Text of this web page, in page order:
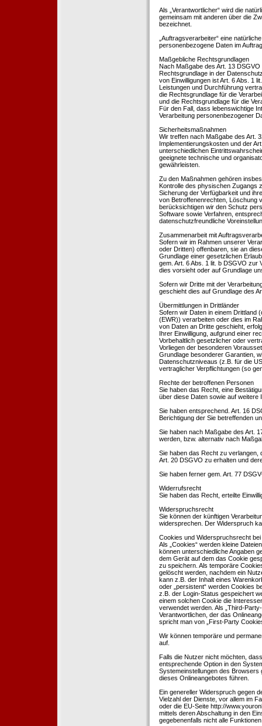
Als „Verantwortlicher“ wird die
gemeinsam mit anderen über die
bezeichnet.
„Auftragsverarbeiter“ eine
personenbezogene Daten im
Maßgebliche Rechtsgrundlagen
Nach Maßgabe des Art. 13
Rechtsgrundlage in der
von Einwilligungen ist Art. 6 Abs. 1
Leistungen und Durchführung
die Rechtsgrundlage für die
und die Rechtsgrundlage für die
Für den Fall, dass lebenswichtige
Verarbeitung personenbezogener
Sicherheitsmaßnahmen
Wir treffen nach Maßgabe des Art.
Implementierungskosten und der
unterschiedlichen
geeignete technische und
gewährleisten.
Zu den Maßnahmen gehören
Kontrolle des physischen Zugangs
Sicherung der Verfügbarkeit und
von Betroffenenrechten, Löschung
berücksichtigen wir den Schutz
Software sowie Verfahren,
datenschutzfreundliche
Zusammenarbeit mit
Sofern wir im Rahmen unserer
oder Dritten) offenbaren, sie an
Grundlage einer gesetzlichen
gem. Art. 6 Abs. 1 lit. b DSGVO zur
dies vorsieht oder auf Grundlage
Sofern wir Dritte mit der
geschieht dies auf Grundlage des
Übermittlungen in Drittländer
Sofern wir Daten in einem Drittland
(EWR)) verarbeiten oder dies im
von Daten an Dritte geschieht,
Ihrer Einwilligung, aufgrund einer
Vorbehaltlich gesetzlicher oder
Vorliegen der besonderen
Grundlage besonderer Garantien,
Datenschutzniveaus (z.B. für die
vertraglicher Verpflichtungen (so
Rechte der betroffenen Personen
Sie haben das Recht, eine
über diese Daten sowie auf weitere
Sie haben entsprechend. Art. 16
Berichtigung der Sie betreffenden
Sie haben nach Maßgabe des Art.
werden, bzw. alternativ nach
Sie haben das Recht zu verlangen,
Art. 20 DSGVO zu erhalten und
Sie haben ferner gem. Art. 77
Widerrufsrecht
Sie haben das Recht, erteilte
Widerspruchsrecht
Sie können der künftigen
widersprechen. Der Widerspruch
Cookies und Widerspruchsrecht
Als „Cookies“ werden kleine
können unterschiedliche Angaben
dem Gerät auf dem das Cookie
zu speichern. Als temporäre
gelöscht werden, nachdem ein
kann z.B. der Inhalt eines
oder „persistent“ werden Cookies
z.B. der Login-Status gespeichert
einem solchen Cookie die
verwendet werden. Als „Third-
Verantwortlichen, der das
spricht man von „First-Party
Wir können temporäre und
auf.
Falls die Nutzer nicht möchten,
entsprechende Option in den
Systemeinstellungen des
dieses Onlineangebotes führen.
Ein genereller Widerspruch gegen
Vielzahl der Dienste, vor allem im
oder die EU-Seite http://
mittels deren Abschaltung in den
gegebenenfalls nicht alle